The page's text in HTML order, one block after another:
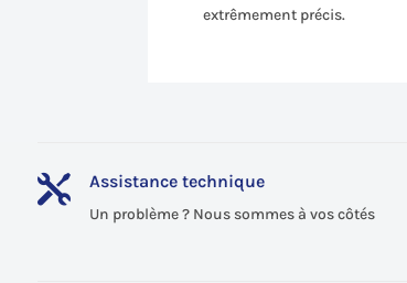
extrêmement précis.
 Assistance technique
Un problème ? Nous sommes à vos côtés